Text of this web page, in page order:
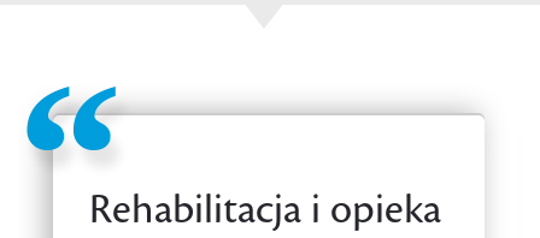
Rehabilitacja i opieka